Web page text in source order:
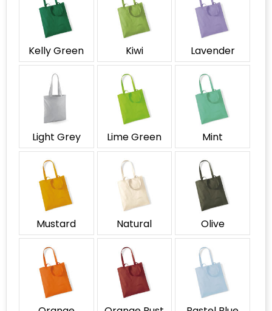
Kelly Green Kiwi Lavender
Light Grey Lime Green Mint
Mustard Natural Olive